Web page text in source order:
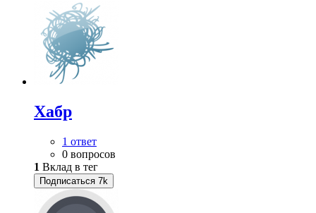
Хабр
1 ответ
0 вопросов
1 Вклад в тег
Подписаться 7k